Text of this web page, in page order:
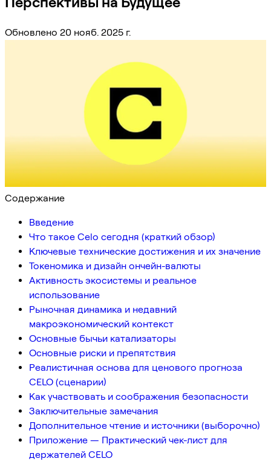
Обновлено 20 нояб. 2025 г.
Содержание
Введение
Что такое Celo сегодня (краткий обзор)
Ключевые технические достижения и их значение
Токеномика и дизайн ончейн-валюты
Активность экосистемы и реальное
использование
Рыночная динамика и недавний
макроэкономический контекст
Основные бычьи катализаторы
Основные риски и препятствия
Реалистичная основа для ценового прогноза
CELO (сценарии)
Как участвовать и соображения безопасности
Заключительные замечания
Дополнительное чтение и источники (выборочно)
Приложение — Практический чек-лист для
держателей CELO